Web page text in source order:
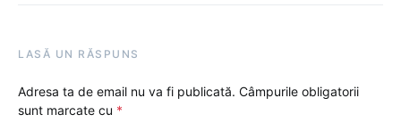
LASĂ UN RĂSPUNS
Adresa ta de email nu va fi publicată. Câmpurile obligatorii
sunt marcate cu *